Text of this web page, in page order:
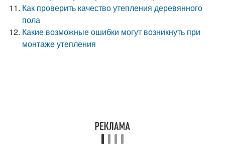
Как проверить качество утепления деревянного
пола
Какие возможные ошибки могут возникнуть при
монтаже утепления